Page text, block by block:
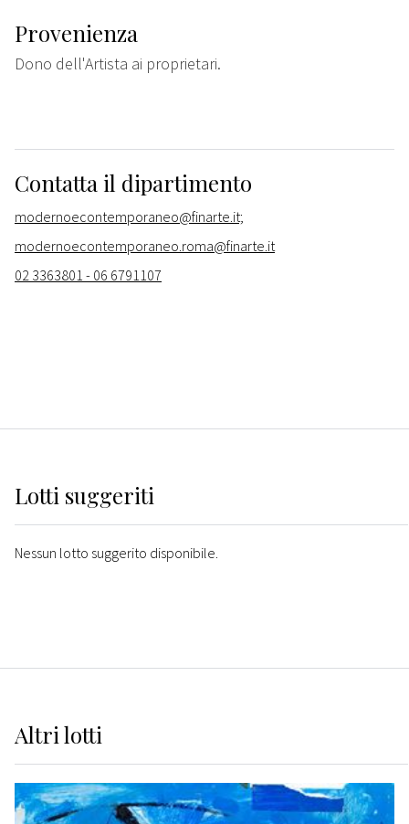
Provenienza
Dono dell'Artista ai proprietari.
Contatta il dipartimento
modernoecontemporaneo@finarte.it;
modernoecontemporaneo.roma@finarte.it
02 3363801 - 06 6791107
Lotti suggeriti
Nessun lotto suggerito disponibile.
Altrilotti